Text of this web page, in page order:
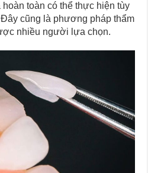
toàn có thể thực hiện tùy
cũng là phương pháp thẩm
nhiều người lựa chọn.